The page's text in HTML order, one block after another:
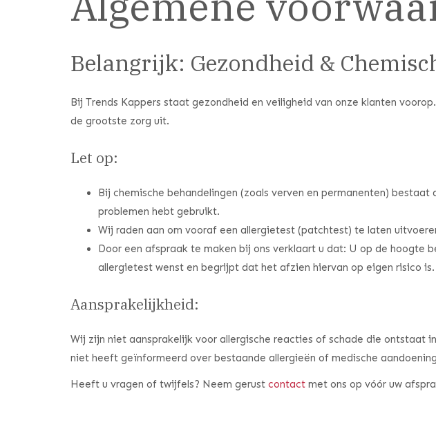
Belangrijk: Gezondheid &
Bij Trends Kappers staat gezondheid en veiligheid van onze klanten
de grootste zorg uit.
Let op:
Bij chemische behandelingen (zoals verven en permanenten)
problemen hebt gebruikt.
Wij raden aan om vooraf een allergietest (patchtest) te laten
Door een afspraak te maken bij ons verklaart u dat: U op de hoogte
allergietest wenst en begrijpt dat het afzien hiervan op eigen risico
Aansprakelijkheid:
Wij zijn niet aansprakelijk voor allergische reacties of schade die ontstaat
niet heeft geïnformeerd over bestaande allergieën of medische
Heeft u vragen of twijfels? Neem gerust contact met ons op vóór uw